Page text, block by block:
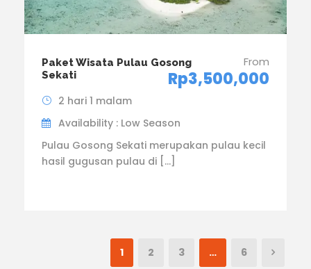
Paket Wisata Pulau Gosong
Sekati
From
Rp3,500,000
2 hari 1 malam
Availability : Low Season
Pulau Gosong Sekati merupakan pulau kecil
hasil gugusan pulau di […]
1 2 3 … 6